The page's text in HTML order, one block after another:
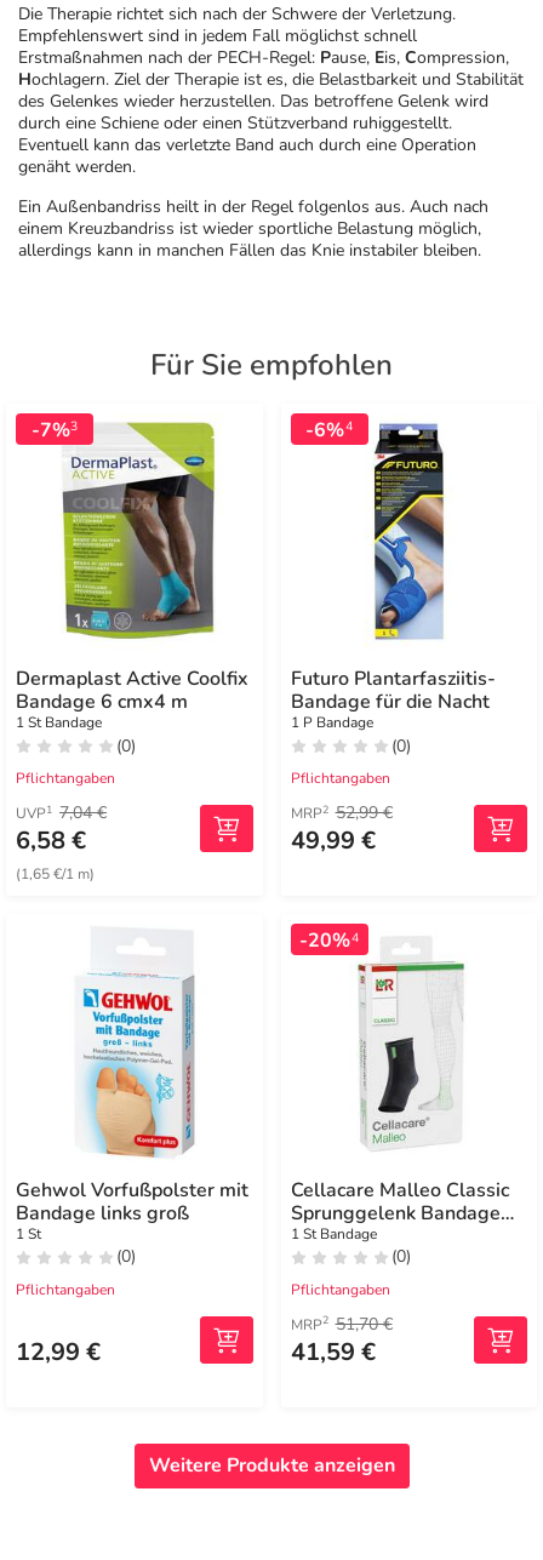
Die Therapie richtet sich nach der Schwere der Verletzung.
Empfehlenswert sind in jedem Fall möglichst schnell
Erstmaßnahmen nach der PECH-Regel: Pause, Eis, Compression,
Hochlagern. Ziel der Therapie ist es, die Belastbarkeit und Stabilität
des Gelenkes wieder herzustellen. Das betroffene Gelenk wird
durch eine Schiene oder einen Stützverband ruhiggestellt.
Eventuell kann das verletzte Band auch durch eine Operation
genäht werden.
Ein Außenbandriss heilt in der Regel folgenlos aus. Auch nach
einem Kreuzbandriss ist wieder sportliche Belastung möglich,
allerdings kann in manchen Fällen das Knie instabiler bleiben.
Für Sie empfohlen
-7%3
Dermaplast Active Coolfix
Bandage 6 cmx4 m
1 St Bandage
(0)
Pflichtangaben
UVP1 7,04 €
6,58 €
(1,65 €/1 m)
-6%4
Futuro Plantarfasziitis-
Bandage für die Nacht
1 P Bandage
(0)
Pflichtangaben
MRP2 52,99 €
49,99 €
Gehwol Vorfußpolster mit
Bandage links groß
1 St
(0)
Pflichtangaben
12,99 €
-20%4
Cellacare Malleo Classic
Sprunggelenk Bandage
Größe 4
1 St Bandage
(0)
Pflichtangaben
MRP2 51,70 €
41,59 €
Weitere Produkte anzeigen